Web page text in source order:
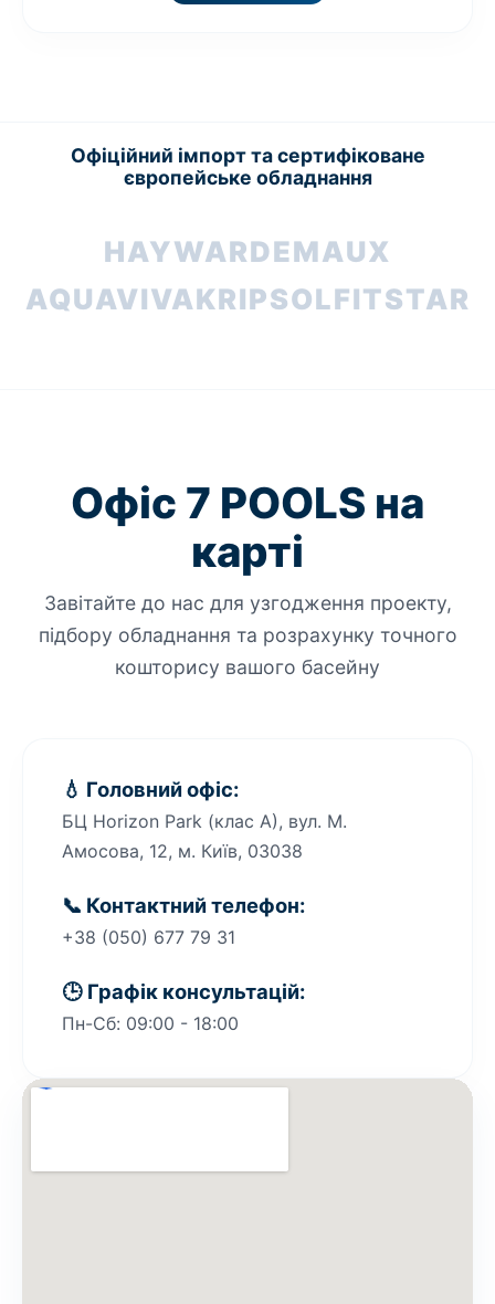
Офіційний імпорт та сертифіковане
європейське обладнання
HAYWARDEMAUX
AQUAVIVAKRIPSOLFITSTAR
Офіс 7 POOLS на
карті
Завітайте до нас для узгодження проекту,
підбору обладнання та розрахунку точного
кошторису вашого басейну
💧 Головний офіс:
БЦ Horizon Park (клас A), вул. М.
Амосова, 12, м. Київ, 03038
📞 Контактний телефон:
+38 (050) 677 79 31
🕒 Графік консультацій:
Пн-Сб: 09:00 - 18:00